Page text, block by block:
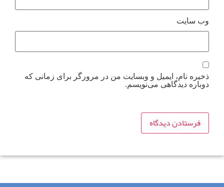
وب‌ سایت
ذخیره نام، ایمیل و وبسایت من در مرورگر برای زمانی که
دوباره دیدگاهی می‌نویسم.